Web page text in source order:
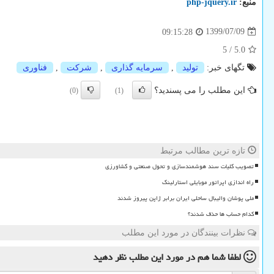
منبع: php-jquery.ir
1399/07/09
09:15:28
5.0
/
5
تگهای خبر:
تولید , سرمایه گذاری , شركت , فناوری
این مطلب را می پسندید؟ (1)
(0)
تازه ترین مطالب مرتبط
تصویب کلیات سند هوشمندسازی و تحول صنعتی و کشاورزی
راه اندازی اپراتور موبایلی استارلینک
ملی پوشان والیبال ساحلی ایران برابر ژاپن پیروز شدند
کدام حساب ها حذف شدند؟
نظرات بینندگان در مورد این مطلب
لطفا شما همدر مورد این مطلبنظر دهید